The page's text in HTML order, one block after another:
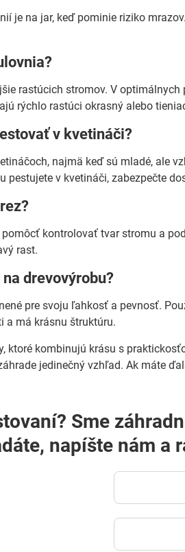
je na jar, keď pominie riziko
rastúcich stromov. V
rýchlo rastúci okrasný alebo
v kvetináči?
najmä keď sú mladé, ale
pestujete v kvetináči, zabezpečte
pomôcť kontrolovať tvar stromu a
rast.
drevovýrobu?
pre svoju ľahkosť a pevnosť.
a má krásnu štruktúru.
ktoré kombinujú krásu s
jedinečný vzhľad. Ak máte
vám poradíme! Ak
napíšte nám a